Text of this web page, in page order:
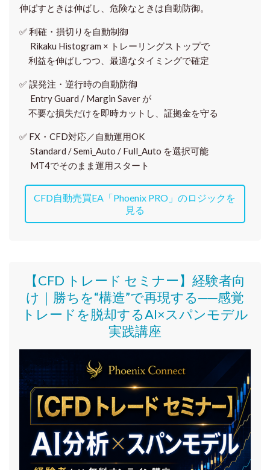
伸ばすときは伸ばし、危険なときは自動防御。
✅利確・損切りを自動制御
Rikaku Histogram × トレーリングストップで
利益を伸ばしつつ、最適なタイミングで確定
✅誤発注・逆行時の自動防御
Entry Guard / Margin Saver が
不要な損失だけを即時カットし、証拠金を守る
✅ FX・CFD対応／自動運用OK
Standard / Semi_Auto / Full_Auto を選択可能
MT4でそのまま運用スタート
CFD自動売買EA「Phoenix PRO」のロジックを
見る
【CFD トレード セミナー】 経験者向
け｜ 勝ちを“構造”で再現する──感覚
トレードを脱却するAI×スパンモデル
実践講座